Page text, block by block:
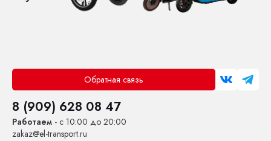
Обратная связь
8 (909) 628 08 47
Работаем - с 10:00 до 20:00
zakaz@el-transport.ru